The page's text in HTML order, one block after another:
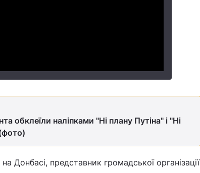
обклеїли наліпками "Ні плану Путіна" і "Ні
Донбасі, представник громадської організації